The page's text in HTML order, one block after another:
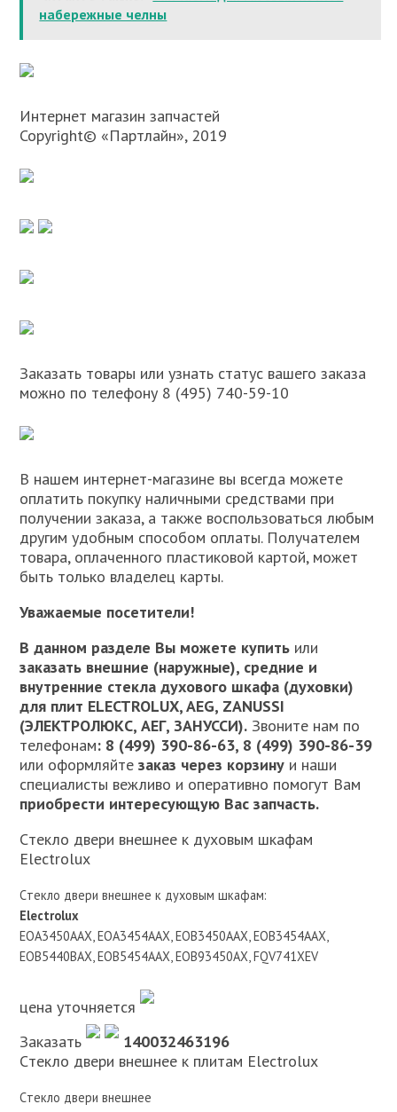
набережные челны
Интернет магазин запчастей
Copyright© «Партлайн», 2019
Заказать товары или узнать статус вашего заказа
можно по телефону 8 (495) 740-59-10
В нашем интернет-магазине вы всегда можете
оплатить покупку наличными средствами при
получении заказа, а также воспользоваться любым
другим удобным способом оплаты. Получателем
товара, оплаченного пластиковой картой, может
быть только владелец карты.
Уважаемые посетители!
В данном разделе Вы можете купить или
заказать внешние (наружные), средние и
внутренние стекла духового шкафа (духовки)
для плит ELECTROLUX, AEG, ZANUSSI
(ЭЛЕКТРОЛЮКС, АЕГ, ЗАНУССИ). Звоните нам по
телефонам: 8 (499) 390-86-63, 8 (499) 390-86-39
или оформляйтезаказ через корзину и наши
специалисты вежливо и оперативно помогут Вам
приобрести интересующую Вас запчасть.
Cтекло двери внешнее к духовым шкафам
Electrolux
Cтекло двери внешнее к духовым шкафам:
Electrolux
EOA3450AAX, EOA3454AAX, EOB3450AAX, EOB3454AAX,
EOB5440BAX, EOB5454AAX, EOB93450AX, FQV741XEV
цена уточняется
Заказать
140032463196
Cтекло двери внешнее к плитам Electrolux
Cтекло двери внешнее